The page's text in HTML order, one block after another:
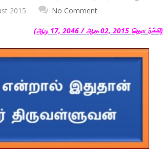
2015 No Comment
(ஆடி 17, 2046 /ஆக02, 2015 தொடர்ச்சி)